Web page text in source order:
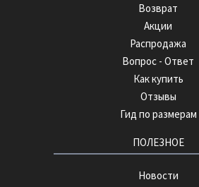
Возврат
Акции
Распродажа
Вопрос - Ответ
Как купить
Отзывы
Гид по размерам
ПОЛЕЗНОЕ
Новости